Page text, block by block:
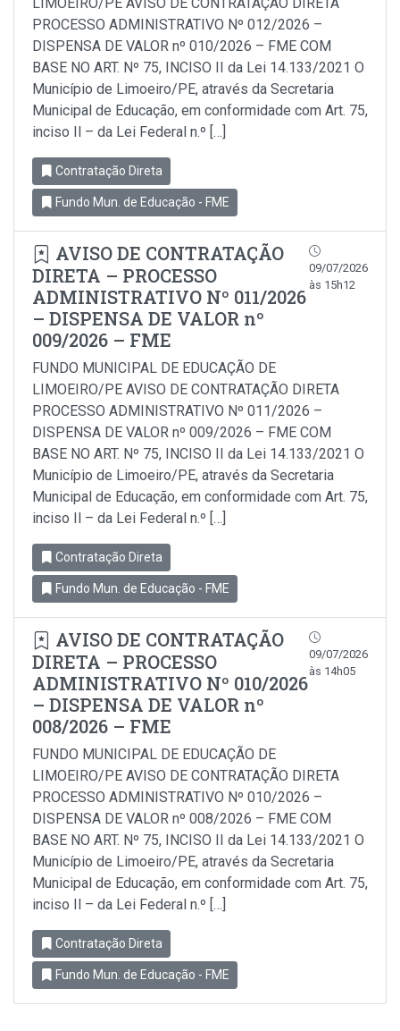
LIMOEIRO/PE AVISO DE CONTRATAÇÃO DIRETA
PROCESSO ADMINISTRATIVO Nº 012/2026 –
DISPENSA DE VALOR nº 010/2026 – FME COM
BASE NO ART. Nº 75, INCISO II da Lei 14.133/2021 O
Município de Limoeiro/PE, através da Secretaria
Municipal de Educação, em conformidade com Art. 75,
inciso Il – da Lei Federal n.º […]
Contratação Direta
Fundo Mun. de Educação - FME
AVISO DE CONTRATAÇÃO
DIRETA – PROCESSO
ADMINISTRATIVO Nº 011/2026
– DISPENSA DE VALOR nº
009/2026 – FME
09/07/2026
às 15h12
FUNDO MUNICIPAL DE EDUCAÇÃO DE
LIMOEIRO/PE AVISO DE CONTRATAÇÃO DIRETA
PROCESSO ADMINISTRATIVO Nº 011/2026 –
DISPENSA DE VALOR nº 009/2026 – FME COM
BASE NO ART. Nº 75, INCISO II da Lei 14.133/2021 O
Município de Limoeiro/PE, através da Secretaria
Municipal de Educação, em conformidade com Art. 75,
inciso Il – da Lei Federal n.º […]
Contratação Direta
Fundo Mun. de Educação - FME
AVISO DE CONTRATAÇÃO
DIRETA – PROCESSO
ADMINISTRATIVO Nº 010/2026
– DISPENSA DE VALOR nº
008/2026 – FME
09/07/2026
às 14h05
FUNDO MUNICIPAL DE EDUCAÇÃO DE
LIMOEIRO/PE AVISO DE CONTRATAÇÃO DIRETA
PROCESSO ADMINISTRATIVO Nº 010/2026 –
DISPENSA DE VALOR nº 008/2026 – FME COM
BASE NO ART. Nº 75, INCISO II da Lei 14.133/2021 O
Município de Limoeiro/PE, através da Secretaria
Municipal de Educação, em conformidade com Art. 75,
inciso Il – da Lei Federal n.º […]
Contratação Direta
Fundo Mun. de Educação - FME